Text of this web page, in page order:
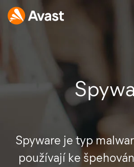
Spyware je typ
používají ke